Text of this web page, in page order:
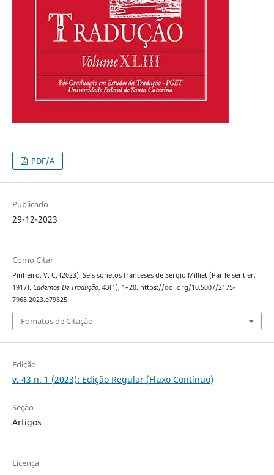
PDF/A
Publicado
29-12-2023
Como Citar
Pinheiro, V. C. (2023). Seis sonetos franceses de Sergio Milliet (Par le sentier,
1917). Cadernos De Tradução, 43(1), 1–20. https://doi.org/10.5007/2175-
7968.2023.e79825
Fomatos de Citação
Edição
v. 43 n. 1 (2023): Edição Regular (Fluxo Contínuo)
Seção
Artigos
Licença